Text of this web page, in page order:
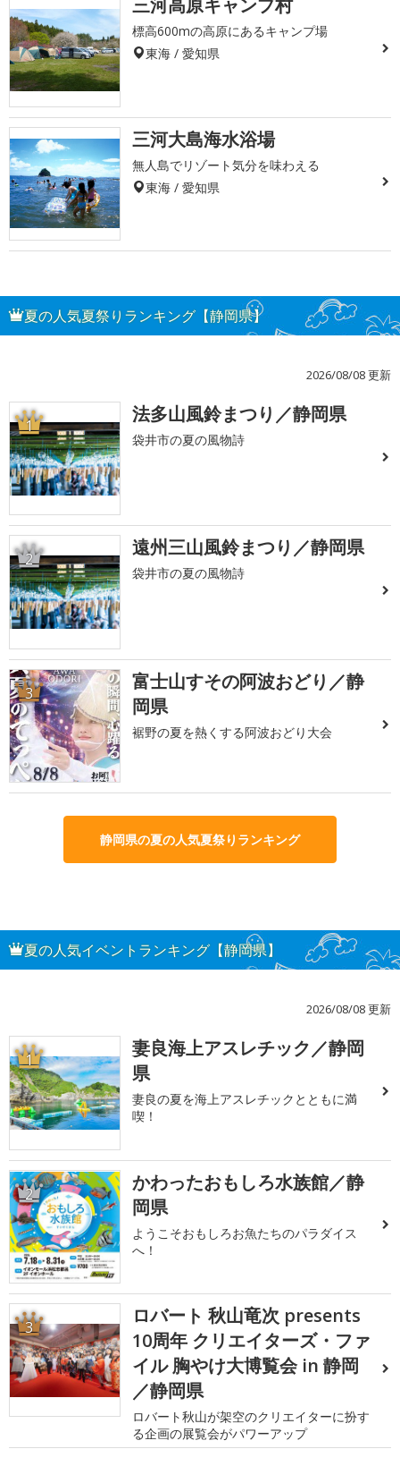
三河高原キャンプ村
標高600mの高原にあるキャンプ場
東海 / 愛知県
三河大島海水浴場
無人島でリゾート気分を味わえる
東海 / 愛知県
夏の人気夏祭りランキング【静岡県】
2026/08/08 更新
1 法多山風鈴まつり／静岡県
袋井市の夏の風物詩
2 遠州三山風鈴まつり／静岡県
袋井市の夏の風物詩
3
富士山すその阿波おどり／静
岡県
裾野の夏を熱くする阿波おどり大会
静岡県の夏の人気夏祭りランキング
夏の人気イベントランキング【静岡県】
2026/08/08 更新
1
妻良海上アスレチック／静岡
県
妻良の夏を海上アスレチックとともに満
喫！
2
かわったおもしろ水族館／静
岡県
ようこそおもしろお魚たちのパラダイス
へ！
3
ロバート 秋山竜次 presents
10周年 クリエイターズ・ファ
イル 胸やけ大博覧会 in 静岡
／静岡県
ロバート秋山が架空のクリエイターに扮す
る企画の展覧会がパワーアップ